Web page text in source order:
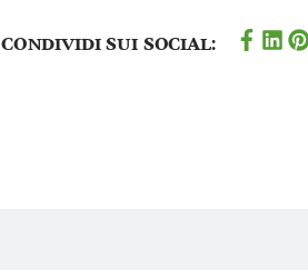
Condividi sui social: